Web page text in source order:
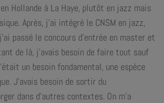
Hollande à La Haye, plutôt en jazz mais
Après, j’ai intégré le CNSM en jazz,
passé le concours d’entrée en master et
de là, j’avais besoin de faire tout sauf
un besoin fondamental, une espèce
J’avais besoin de sortir du
dans d’autres contextes. On m’a